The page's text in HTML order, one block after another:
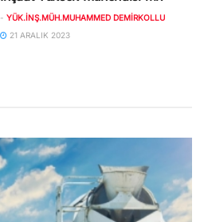
- YÜK.İNŞ.MÜH.MUHAMMED DEMIRKOLLU
21 ARALIK 2023